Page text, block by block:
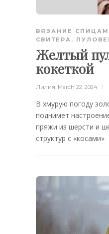
ВЯЗАНИЕ
СВИТЕРА,
Желтый
кокеткой
Лилия, March 22, 2024
В хмурую погоду
поднимет
пряжи из шерсти и
структур с «косами»